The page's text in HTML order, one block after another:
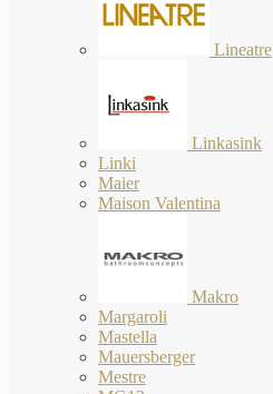
Lineatre
Linkasink
Linki
Maier
Maison Valentina
Makro
Margaroli
Mastella
Mauersberger
Mestre